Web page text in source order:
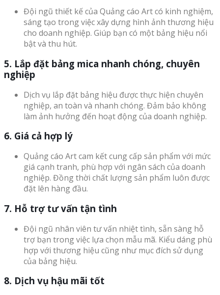
Đội ngũ thiết kế của Quảng cáo Art có kinh nghiệm,
sáng tạo trong việc xây dựng hình ảnh thương hiệu
cho doanh nghiệp. Giúp bạn có một bảng hiệu nổi
bật và thu hút.
5. Lắp đặt bảng mica nhanh chóng, chuyên
nghiệp
Dịch vụ lắp đặt bảng hiệu được thực hiện chuyên
nghiệp, an toàn và nhanh chóng. Đảm bảo không
làm ảnh hưởng đến hoạt động của doanh nghiệp.
6. Giá cả hợp lý
Quảng cáo Art cam kết cung cấp sản phẩm với mức
giá cạnh tranh, phù hợp với ngân sách của doanh
nghiệp. Đồng thời chất lượng sản phẩm luôn được
đặt lên hàng đầu.
7. Hỗ trợ tư vấn tận tình
Đội ngũ nhân viên tư vấn nhiệt tình, sẵn sàng hỗ
trợ bạn trong việc lựa chọn mẫu mã. Kiểu dáng phù
hợp với thương hiệu cũng như mục đích sử dụng
của bảng hiệu.
8. Dịch vụ hậu mãi tốt